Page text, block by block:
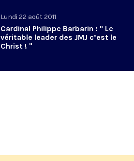
Lundi 22 août 2011
Cardinal Philippe Barbarin : " Le
véritable leader des JMJ c’est le
Christ ! "